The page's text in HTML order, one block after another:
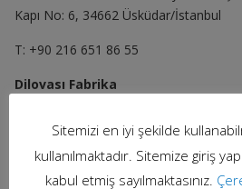
Kapı No: 6, 34662 Üsküdar/İstanbul
T: +90 216 651 86 55
Dilovası Fabrika
Dilovası/KOCAELİ
T: +90 262 290 86 54-55 (pbx)
Sitemizi en iyi şekilde
kullanılmaktadır. Sitemize giriş
kabul etmiş sayılmaktasınız.